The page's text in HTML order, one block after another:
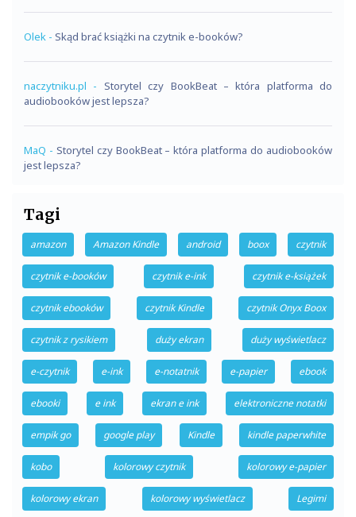
Olek - Skąd brać książki na czytnik e-booków?
naczytniku.pl - Storytel czy BookBeat – która platforma do
audiobooków jest lepsza?
MaQ - Storytel czy BookBeat – która platforma do audiobooków
jest lepsza?
Tagi
amazon Amazon Kindle android boox czytnik
czytnik e-booków czytnik e-ink czytnik e-książek
czytnik ebooków czytnik Kindle czytnik Onyx Boox
czytnik z rysikiem duży ekran duży wyświetlacz
e-czytnik e-ink e-notatnik e-papier ebook
ebooki e ink ekran e ink elektroniczne notatki
empik go google play Kindle kindle paperwhite
kobo kolorowy czytnik kolorowy e-papier
kolorowy ekran kolorowy wyświetlacz Legimi